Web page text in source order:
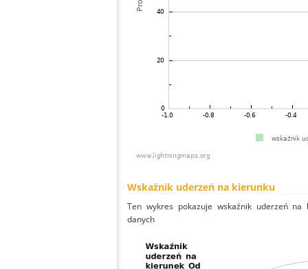
Wskaźnik uderzeń na kierunku
Ten wykres pokazuje wskaźnik uderzeń
danych